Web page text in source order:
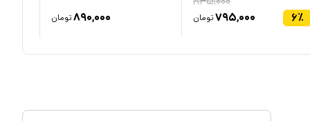
۶٪
۷۹۵,۰۰۰تومان ۸۹۰,۰۰۰تومان